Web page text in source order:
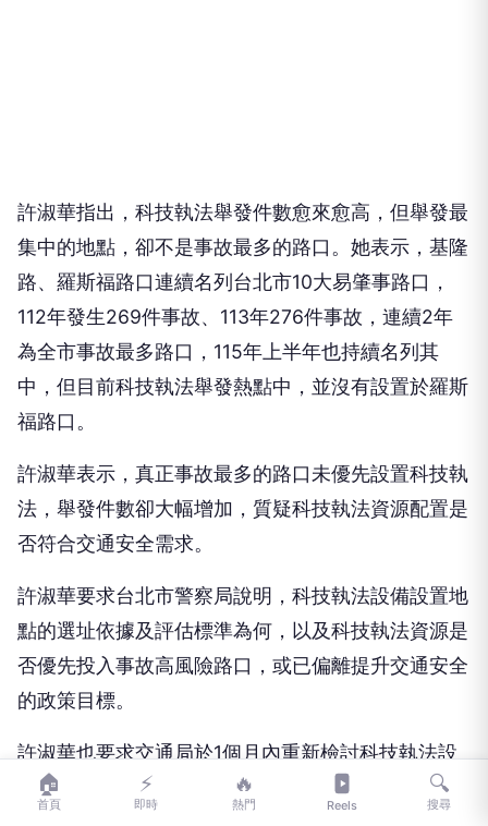
許淑華指出，科技執法舉發件數愈來愈高，但舉發最
集中的地點，卻不是事故最多的路口。她表示，基隆
路、羅斯福路口連續名列台北市10大易肇事路口，
112年發生269件事故、113年276件事故，連續2年
為全市事故最多路口，115年上半年也持續名列其
中，但目前科技執法舉發熱點中，並沒有設置於羅斯
福路口。
許淑華表示，真正事故最多的路口未優先設置科技執
法，舉發件數卻大幅增加，質疑科技執法資源配置是
否符合交通安全需求。
許淑華要求台北市警察局說明，科技執法設備設置地
點的選址依據及評估標準為何，以及科技執法資源是
否優先投入事故高風險路口，或已偏離提升交通安全
的政策目標。
許淑華也要求交通局於1個月內重新檢討科技執法設
置策略，全面盤點易肇事路口，優先將有限的執法資
🏠
首頁
⚡
即時
🔥
熱門 Reels
🔍
搜尋